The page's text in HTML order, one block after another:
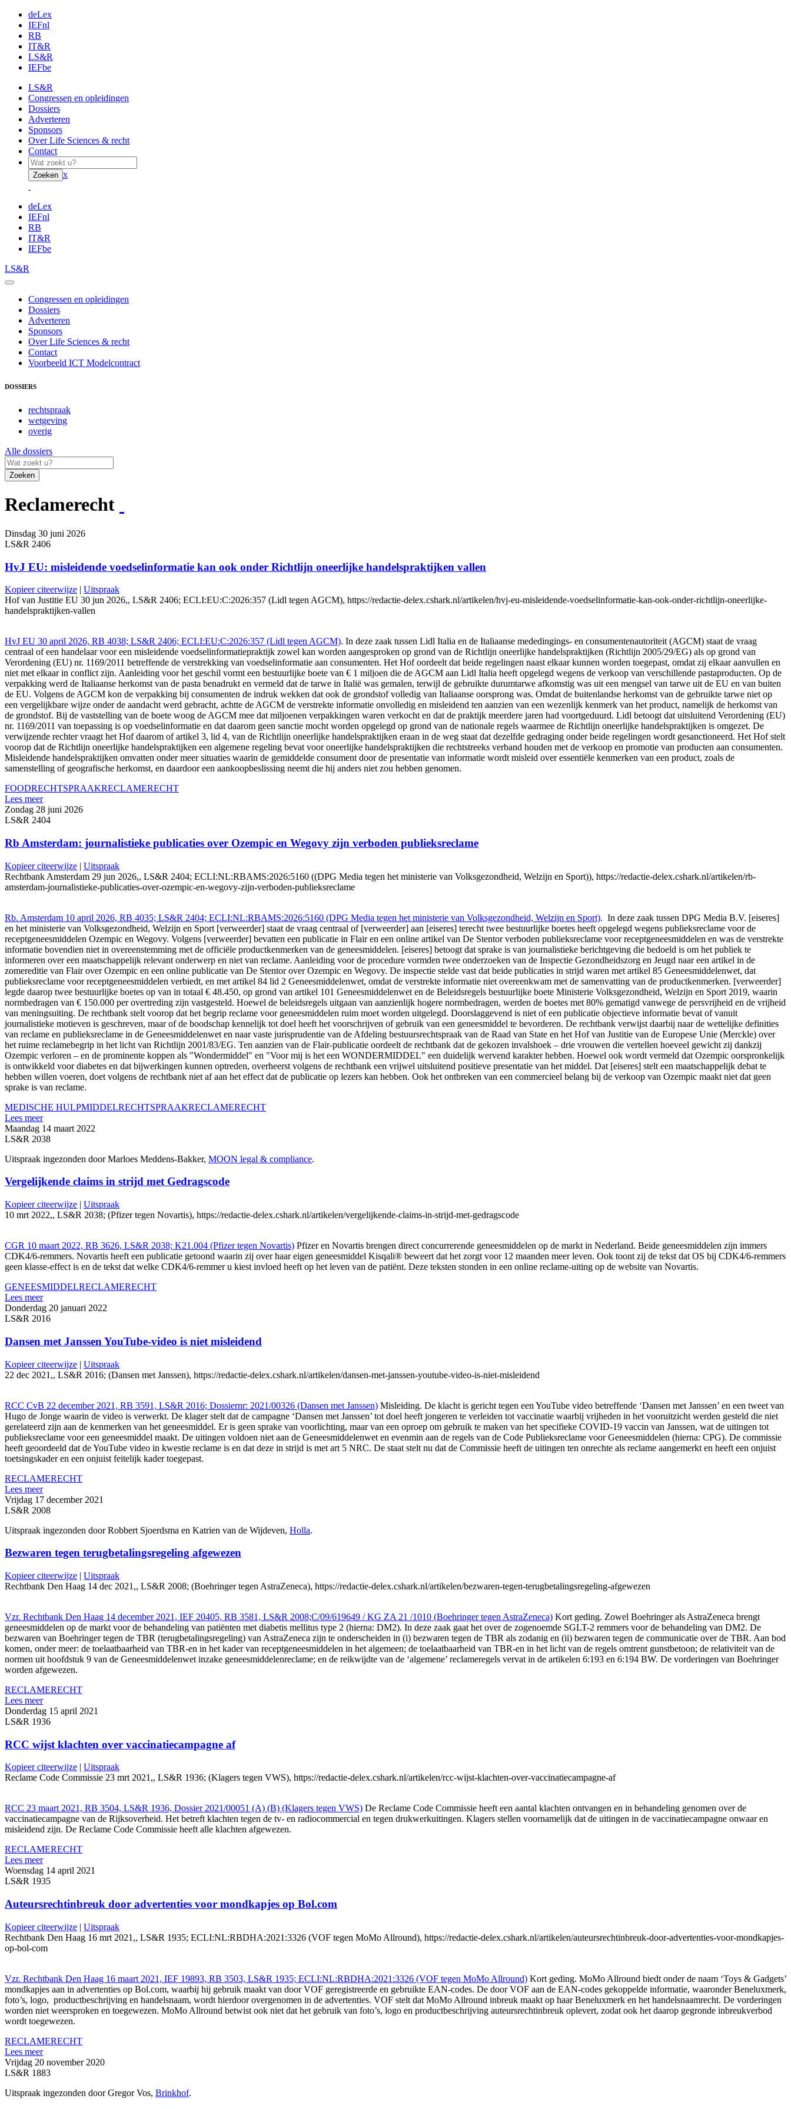
deLex
IEFnl
RB
IT&R
LS&R
IEFbe
LS&R
Congressen en opleidingen
Dossiers
Adverteren
Sponsors
Over Life Sciences & recht
Contact
Zoeken x
deLex
IEFnl
RB
IT&R
IEFbe
LS&R
Congressen en opleidingen
Dossiers
Adverteren
Sponsors
Over Life Sciences & recht
Contact
Voorbeeld ICT Modelcontract
DOSSIERS
rechtspraak
wetgeving
overig
Alle dossiers
Zoeken
Reclamerecht
Dinsdag 30 juni 2026
LS&R 2406
HvJ EU: misleidende voedselinformatie kan ook onder Richtlijn oneerlijke handelspraktijken vallen
Kopieer citeerwijze | Uitspraak
Hof van Justitie EU 30 jun 2026,, LS&R 2406; ECLI:EU:C:2026:357 (Lidl tegen AGCM), https://redactie-delex.cshark.nl/artikelen/hvj-eu-misleidende-voedselinformatie-kan-ook-onder-richtlijn-oneerlijke-
handelspraktijken-vallen
HvJ EU 30 april 2026, RB 4038; LS&R 2406; ECLI:EU:C:2026:357 (Lidl tegen AGCM). In deze zaak tussen Lidl Italia en de Italiaanse mededingings- en consumentenautoriteit (AGCM) staat de vraag
centraal of een handelaar voor een misleidende voedselinformatiepraktijk zowel kan worden aangesproken op grond van de Richtlijn oneerlijke handelspraktijken (Richtlijn 2005/29/EG) als op grond van
Verordening (EU) nr. 1169/2011 betreffende de verstrekking van voedselinformatie aan consumenten. Het Hof oordeelt dat beide regelingen naast elkaar kunnen worden toegepast, omdat zij elkaar aanvullen en
niet met elkaar in conflict zijn. Aanleiding voor het geschil vormt een bestuurlijke boete van € 1 miljoen die de AGCM aan Lidl Italia heeft opgelegd wegens de verkoop van verschillende pastaproducten. Op de
verpakking werd de Italiaanse herkomst van de pasta benadrukt en vermeld dat de tarwe in Italië was gemalen, terwijl de gebruikte durumtarwe afkomstig was uit een mengsel van tarwe uit de EU en van buiten
de EU. Volgens de AGCM kon de verpakking bij consumenten de indruk wekken dat ook de grondstof volledig van Italiaanse oorsprong was. Omdat de buitenlandse herkomst van de gebruikte tarwe niet op
een vergelijkbare wijze onder de aandacht werd gebracht, achtte de AGCM de verstrekte informatie onvolledig en misleidend ten aanzien van een wezenlijk kenmerk van het product, namelijk de herkomst van
de grondstof. Bij de vaststelling van de boete woog de AGCM mee dat miljoenen verpakkingen waren verkocht en dat de praktijk meerdere jaren had voortgeduurd. Lidl betoogt dat uitsluitend Verordening (EU)
nr. 1169/2011 van toepassing is op voedselinformatie en dat daarom geen sanctie mocht worden opgelegd op grond van de nationale regels waarmee de Richtlijn oneerlijke handelspraktijken is omgezet. De
verwijzende rechter vraagt het Hof daarom of artikel 3, lid 4, van de Richtlijn oneerlijke handelspraktijken eraan in de weg staat dat dezelfde gedraging onder beide regelingen wordt gesanctioneerd. Het Hof stelt
voorop dat de Richtlijn oneerlijke handelspraktijken een algemene regeling bevat voor oneerlijke handelspraktijken die rechtstreeks verband houden met de verkoop en promotie van producten aan consumenten.
Misleidende handelspraktijken omvatten onder meer situaties waarin de gemiddelde consument door de presentatie van informatie wordt misleid over essentiële kenmerken van een product, zoals de
samenstelling of geografische herkomst, en daardoor een aankoopbeslissing neemt die hij anders niet zou hebben genomen.
FOODRECHTSPRAAKRECLAMERECHT
Lees meer
Zondag 28 juni 2026
LS&R 2404
Rb Amsterdam: journalistieke publicaties over Ozempic en Wegovy zijn verboden publieksreclame
Kopieer citeerwijze | Uitspraak
Rechtbank Amsterdam 29 jun 2026,, LS&R 2404; ECLI:NL:RBAMS:2026:5160 ((DPG Media tegen het ministerie van Volksgezondheid, Welzijn en Sport)), https://redactie-delex.cshark.nl/artikelen/rb-
amsterdam-journalistieke-publicaties-over-ozempic-en-wegovy-zijn-verboden-publieksreclame
Rb. Amsterdam 10 april 2026, RB 4035; LS&R 2404; ECLI:NL:RBAMS:2026:5160 (DPG Media tegen het ministerie van Volksgezondheid, Welzijn en Sport). In deze zaak tussen DPG Media B.V. [eiseres]
en het ministerie van Volksgezondheid, Welzijn en Sport [verweerder] staat de vraag centraal of [verweerder] aan [eiseres] terecht twee bestuurlijke boetes heeft opgelegd wegens publieksreclame voor de
receptgeneesmiddelen Ozempic en Wegovy. Volgens [verweerder] bevatten een publicatie in Flair en een online artikel van De Stentor verboden publieksreclame voor receptgeneesmiddelen en was de verstrekte
informatie bovendien niet in overeenstemming met de officiële productkenmerken van de geneesmiddelen. [eiseres] betoogt dat sprake is van journalistieke berichtgeving die bedoeld is om het publiek te
informeren over een maatschappelijk relevant onderwerp en niet van reclame. Aanleiding voor de procedure vormden twee onderzoeken van de Inspectie Gezondheidszorg en Jeugd naar een artikel in de
zomereditie van Flair over Ozempic en een online publicatie van De Stentor over Ozempic en Wegovy. De inspectie stelde vast dat beide publicaties in strijd waren met artikel 85 Geneesmiddelenwet, dat
publieksreclame voor receptgeneesmiddelen verbiedt, en met artikel 84 lid 2 Geneesmiddelenwet, omdat de verstrekte informatie niet overeenkwam met de samenvatting van de productkenmerken. [verweerder]
legde daarop twee bestuurlijke boetes op van in totaal € 48.450, op grond van artikel 101 Geneesmiddelenwet en de Beleidsregels bestuurlijke boete Ministerie Volksgezondheid, Welzijn en Sport 2019, waarin
normbedragen van € 150.000 per overtreding zijn vastgesteld. Hoewel de beleidsregels uitgaan van aanzienlijk hogere normbedragen, werden de boetes met 80% gematigd vanwege de persvrijheid en de vrijheid
van meningsuiting. De rechtbank stelt voorop dat het begrip reclame voor geneesmiddelen ruim moet worden uitgelegd. Doorslaggevend is niet of een publicatie objectieve informatie bevat of vanuit
journalistieke motieven is geschreven, maar of de boodschap kennelijk tot doel heeft het voorschrijven of gebruik van een geneesmiddel te bevorderen. De rechtbank verwijst daarbij naar de wettelijke definities
van reclame en publieksreclame in de Geneesmiddelenwet en naar vaste jurisprudentie van de Afdeling bestuursrechtspraak van de Raad van State en het Hof van Justitie van de Europese Unie (Merckle) over
het ruime reclamebegrip in het licht van Richtlijn 2001/83/EG. Ten aanzien van de Flair-publicatie oordeelt de rechtbank dat de gekozen invalshoek – drie vrouwen die vertellen hoeveel gewicht zij dankzij
Ozempic verloren – en de prominente koppen als "Wondermiddel" en "Voor mij is het een WONDERMIDDEL" een duidelijk wervend karakter hebben. Hoewel ook wordt vermeld dat Ozempic oorspronkelijk
is ontwikkeld voor diabetes en dat bijwerkingen kunnen optreden, overheerst volgens de rechtbank een vrijwel uitsluitend positieve presentatie van het middel. Dat [eiseres] stelt een maatschappelijk debat te
hebben willen voeren, doet volgens de rechtbank niet af aan het effect dat de publicatie op lezers kan hebben. Ook het ontbreken van een commercieel belang bij de verkoop van Ozempic maakt niet dat geen
sprake is van reclame.
MEDISCHE HULPMIDDELRECHTSPRAAKRECLAMERECHT
Lees meer
Maandag 14 maart 2022
LS&R 2038
Uitspraak ingezonden door Marloes Meddens-Bakker, MOON legal & compliance.
Vergelijkende claims in strijd met Gedragscode
Kopieer citeerwijze | Uitspraak
10 mrt 2022,, LS&R 2038; (Pfizer tegen Novartis), https://redactie-delex.cshark.nl/artikelen/vergelijkende-claims-in-strijd-met-gedragscode
CGR 10 maart 2022, RB 3626, LS&R 2038; K21.004 (Pfizer tegen Novartis) Pfizer en Novartis brengen direct concurrerende geneesmiddelen op de markt in Nederland. Beide geneesmiddelen zijn immers
CDK4/6-remmers. Novartis heeft een publicatie getoond waarin zij over haar eigen geneesmiddel Kisqali® beweert dat het zorgt voor 12 maanden meer leven. Ook toont zij de tekst dat OS bij CDK4/6-remmers
geen klasse-effect is en de tekst dat welke CDK4/6-remmer u kiest invloed heeft op het leven van de patiënt. Deze teksten stonden in een online reclame-uiting op de website van Novartis.
GENEESMIDDELRECLAMERECHT
Lees meer
Donderdag 20 januari 2022
LS&R 2016
Dansen met Janssen YouTube-video is niet misleidend
Kopieer citeerwijze | Uitspraak
22 dec 2021,, LS&R 2016; (Dansen met Janssen), https://redactie-delex.cshark.nl/artikelen/dansen-met-janssen-youtube-video-is-niet-misleidend
RCC CvB 22 december 2021, RB 3591, LS&R 2016; Dossiernr: 2021/00326 (Dansen met Janssen) Misleiding. De klacht is gericht tegen een YouTube video betreffende ‘Dansen met Janssen’ en een tweet van
Hugo de Jonge waarin de video is verwerkt. De klager stelt dat de campagne ‘Dansen met Janssen’ tot doel heeft jongeren te verleiden tot vaccinatie waarbij vrijheden in het vooruitzicht werden gesteld die niet
gerelateerd zijn aan de kenmerken van het geneesmiddel. Er is geen sprake van voorlichting, maar van een oproep om gebruik te maken van het specifieke COVID-19 vaccin van Janssen, wat de uitingen tot
publieksreclame voor een geneesmiddel maakt. De uitingen voldoen niet aan de Geneesmiddelenwet en evenmin aan de regels van de Code Publieksreclame voor Geneesmiddelen (hierna: CPG). De commissie
heeft geoordeeld dat de YouTube video in kwestie reclame is en dat deze in strijd is met art 5 NRC. De staat stelt nu dat de Commissie heeft de uitingen ten onrechte als reclame aangemerkt en heeft een onjuist
toetsingskader en een onjuist feitelijk kader toegepast.
RECLAMERECHT
Lees meer
Vrijdag 17 december 2021
LS&R 2008
Uitspraak ingezonden door Robbert Sjoerdsma en Katrien van de Wijdeven, Holla.
Bezwaren tegen terugbetalingsregeling afgewezen
Kopieer citeerwijze | Uitspraak
Rechtbank Den Haag 14 dec 2021,, LS&R 2008; (Boehringer tegen AstraZeneca), https://redactie-delex.cshark.nl/artikelen/bezwaren-tegen-terugbetalingsregeling-afgewezen
Vzr. Rechtbank Den Haag 14 december 2021, IEF 20405, RB 3581, LS&R 2008;C/09/619649 / KG ZA 21 /1010 (Boehringer tegen AstraZeneca) Kort geding. Zowel Boehringer als AstraZeneca brengt
geneesmiddelen op de markt voor de behandeling van patiënten met diabetis mellitus type 2 (hierna: DM2). In deze zaak gaat het over de zogenoemde SGLT-2 remmers voor de behandeling van DM2. De
bezwaren van Boehringer tegen de TBR (terugbetalingsregeling) van AstraZeneca zijn te onderscheiden in (i) bezwaren tegen de TBR als zodanig en (ii) bezwaren tegen de communicatie over de TBR. Aan bod
komen, onder meer: de toelaatbaarheid van TBR-en in het kader van receptgeneesmiddelen in het algemeen; de toelaatbaarheid van TBR-en in het licht van de regels omtrent gunstbetoon; de relativiteit van de
normen uit hoofdstuk 9 van de Geneesmiddelenwet inzake geneesmiddelenreclame; en de reikwijdte van de ‘algemene’ reclameregels vervat in de artikelen 6:193 en 6:194 BW. De vorderingen van Boehringer
worden afgewezen.
RECLAMERECHT
Lees meer
Donderdag 15 april 2021
LS&R 1936
RCC wijst klachten over vaccinatiecampagne af
Kopieer citeerwijze | Uitspraak
Reclame Code Commissie 23 mrt 2021,, LS&R 1936; (Klagers tegen VWS), https://redactie-delex.cshark.nl/artikelen/rcc-wijst-klachten-over-vaccinatiecampagne-af
RCC 23 maart 2021, RB 3504, LS&R 1936, Dossier 2021/00051 (A) (B) (Klagers tegen VWS) De Reclame Code Commissie heeft een aantal klachten ontvangen en in behandeling genomen over de
vaccinatiecampagne van de Rijksoverheid. Het betreft klachten tegen de tv- en radiocommercial en tegen drukwerkuitingen. Klagers stellen voornamelijk dat de uitingen in de vaccinatiecampagne onwaar en
misleidend zijn. De Reclame Code Commissie heeft alle klachten afgewezen.
RECLAMERECHT
Lees meer
Woensdag 14 april 2021
LS&R 1935
Auteursrechtinbreuk door advertenties voor mondkapjes op Bol.com
Kopieer citeerwijze | Uitspraak
Rechtbank Den Haag 16 mrt 2021,, LS&R 1935; ECLI:NL:RBDHA:2021:3326 (VOF tegen MoMo Allround), https://redactie-delex.cshark.nl/artikelen/auteursrechtinbreuk-door-advertenties-voor-mondkapjes-
op-bol-com
Vzr. Rechtbank Den Haag 16 maart 2021, IEF 19893, RB 3503, LS&R 1935; ECLI:NL:RBDHA:2021:3326 (VOF tegen MoMo Allround) Kort geding. MoMo Allround biedt onder de naam ‘Toys & Gadgets’
mondkapjes aan in advertenties op Bol.com, waarbij hij gebruik maakt van door VOF geregistreerde en gebruikte EAN-codes. De door VOF aan de EAN-codes gekoppelde informatie, waaronder Beneluxmerk,
foto’s, logo, productbeschrijving en handelsnaam, wordt hierdoor overgenomen in de advertenties. VOF stelt dat MoMo Allround inbreuk maakt op haar Beneluxmerk en het handelsnaamrecht. De vorderingen
worden niet weersproken en toegewezen. MoMo Allround betwist ook niet dat het gebruik van foto’s, logo en productbeschrijving auteursrechtinbreuk oplevert, zodat ook het daarop gegronde inbreukverbod
wordt toegewezen.
RECLAMERECHT
Lees meer
Vrijdag 20 november 2020
LS&R 1883
Uitspraak ingezonden door Gregor Vos, Brinkhof.